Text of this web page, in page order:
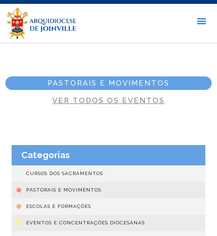
PASTORAIS E MOVIMENTOS
VER TODOS OS EVENTOS
Categorias
CURSOS DOS SACRAMENTOS
PASTORAIS E MOVIMENTOS
ESCOLAS E FORMAÇÕES
EVENTOS E CONCENTRAÇÕES DIOCESANAS